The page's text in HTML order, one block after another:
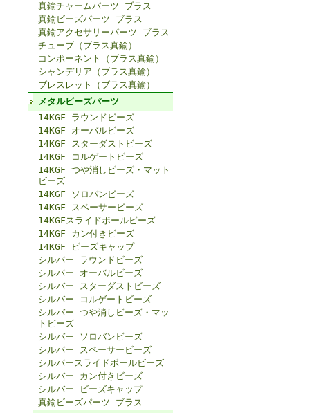
真鍮チャームパーツ ブラス
真鍮ビーズパーツ ブラス
真鍮アクセサリーパーツ ブラス
チューブ（ブラス真鍮）
コンポーネント（ブラス真鍮）
シャンデリア（ブラス真鍮）
ブレスレット（ブラス真鍮）
メタルビーズパーツ
14KGF ラウンドビーズ
14KGF オーバルビーズ
14KGF スターダストビーズ
14KGF コルゲートビーズ
14KGF つや消しビーズ・マット
ビーズ
14KGF ソロバンビーズ
14KGF スペーサービーズ
14KGFスライドボールビーズ
14KGF カン付きビーズ
14KGF ビーズキャップ
シルバー ラウンドビーズ
シルバー オーバルビーズ
シルバー スターダストビーズ
シルバー コルゲートビーズ
シルバー つや消しビーズ・マッ
トビーズ
シルバー ソロバンビーズ
シルバー スペーサービーズ
シルバースライドボールビーズ
シルバー カン付きビーズ
シルバー ビーズキャップ
真鍮ビーズパーツ ブラス